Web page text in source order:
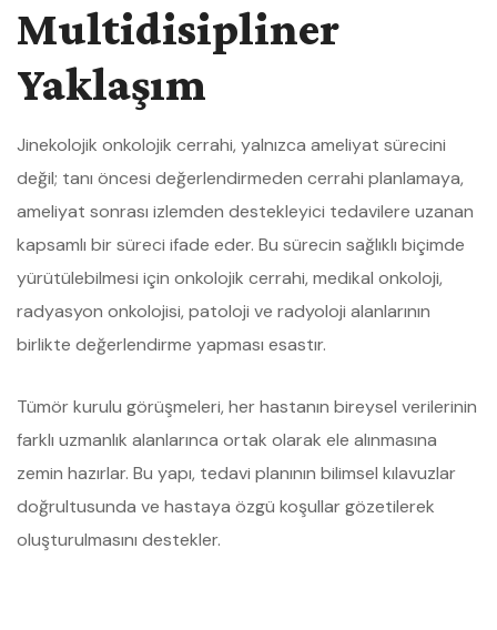
Multidisipliner
Yaklaşım
Jinekolojik onkolojik cerrahi, yalnızca ameliyat sürecini
değil; tanı öncesi değerlendirmeden cerrahi planlamaya,
ameliyat sonrası izlemden destekleyici tedavilere uzanan
kapsamlı bir süreci ifade eder. Bu sürecin sağlıklı biçimde
yürütülebilmesi için onkolojik cerrahi, medikal onkoloji,
radyasyon onkolojisi, patoloji ve radyoloji alanlarının
birlikte değerlendirme yapması esastır.
Tümör kurulu görüşmeleri, her hastanın bireysel verilerinin
farklı uzmanlık alanlarınca ortak olarak ele alınmasına
zemin hazırlar. Bu yapı, tedavi planının bilimsel kılavuzlar
doğrultusunda ve hastaya özgü koşullar gözetilerek
oluşturulmasını destekler.